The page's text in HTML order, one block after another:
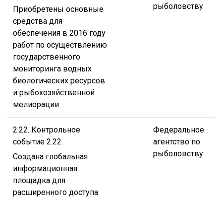
Приобретены основные
средства для
обеспечения в 2016 году
работ по осуществлению
государственного
мониторинга водных
биологических ресурсов
и рыбохозяйственной
мелиорации
рыболовству
2.22. Контрольное
событие 2.22.
Создана глобальная
информационная
площадка для
расширенного доступа
Федеральное
агентство по
рыболовству